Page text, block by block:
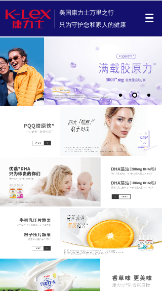
美国康力士万里之行
只为守护您和家人的健康